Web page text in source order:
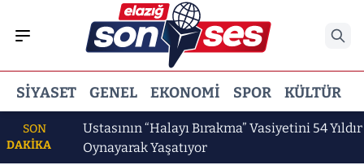
SIYASET GENEL EKONOMI SPOR KÜLTÜR
SON
DAKİKA
Ustasının “Halayı Bırakma” Vasiyetini 54 Yıldır
Oynayarak Yaşatıyor